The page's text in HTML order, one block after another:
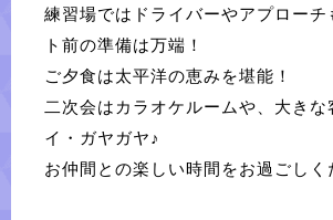
練習場ではドライバーやアプローチ
ト前の準備は万端！
ご夕食は太平洋の恵みを堪能！
二次会はカラオケルームや、大きな
イ・ガヤガヤ♪
お仲間との楽しい時間をお過ごしく